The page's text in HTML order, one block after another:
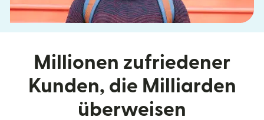
Millionen zufriedener
Kunden, die Milliarden
überweisen